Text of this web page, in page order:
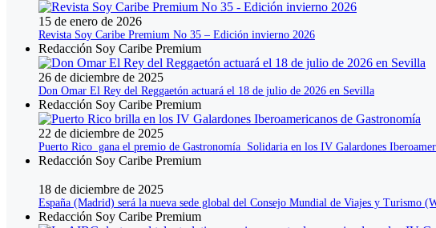
15 de enero de 2026
Revista Soy Caribe Premium No 35 – Edición invierno 2026
Redacción Soy Caribe Premium
26 de diciembre de 2025
Don Omar El Rey del Reggaetón actuará el 18 de julio de 2026 en Sevilla
Redacción Soy Caribe Premium
22 de diciembre de 2025
Puerto Rico gana el premio de Gastronomía Solidaria en los IV Galardones
Redacción Soy Caribe Premium
18 de diciembre de 2025
España (Madrid) será la nueva sede global del Consejo Mundial de Viajes y Turismo
Redacción Soy Caribe Premium